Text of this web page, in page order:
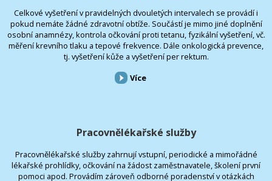
Celkové vyšetření v pravidelných dvouletých intervalech se provádí i
pokud nemáte žádné zdravotní obtíže. Součástí je mimo jiné doplnění
osobní anamnézy, kontrola očkování proti tetanu, fyzikální vyšetření, vč.
měření krevního tlaku a tepové frekvence. Dále onkologická prevence,
tj. vyšetření kůže a vyšetření per rektum.
Více
Pracovnělékařské služby
Pracovnělékařské služby zahrnují vstupní, periodické a mimořádné
lékařské prohlídky, očkování na žádost zaměstnavatele, školení první
pomoci apod. Provádím zároveň odborné poradenství v otázkách